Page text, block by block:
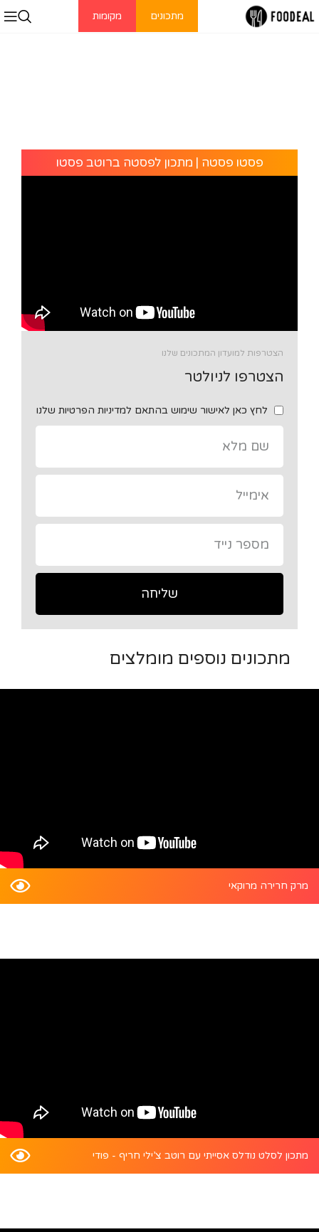
מתכונים מקומות
פסטו פסטה | מתכון לפסטה ברוטב פסטו
הצטרפות למועדון המתכונים שלנו
הצטרפו לניולטר
לחץ כאן לאישור שימוש בהתאם למדיניות הפרטיות שלנו
שליחה
מתכונים נוספים מומלצים
מרק חרירה מרוקאי
מתכון לסלט נודלס אסייתי עם רוטב צ’ילי חריף - פודי